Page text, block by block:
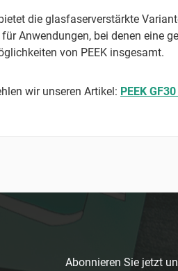
die glasfaserverstärkte
Anwendungen, bei denen eine
von PEEK insgesamt.
wir unseren Artikel: PEEK
Abonnieren Sie jetzt